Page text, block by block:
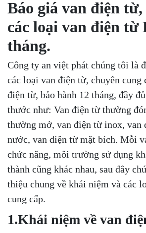
Báo giá van điện từ,
các loại van điện từ
tháng.
Công ty an việt phát chúng tôi là
các loại van điện từ, chuyên cung
điện từ, bảo hành 12 tháng, đầy
thước như: Van điện từ thường
thường mở, van điện từ inox, van
nước, van điện từ mặt bích. Mỗi
chức năng, môi trường sử dụng
thành cũng khác nhau, sau đây
thiệu chung về khái niệm và các
cung cấp.
1.Khái niệm về van